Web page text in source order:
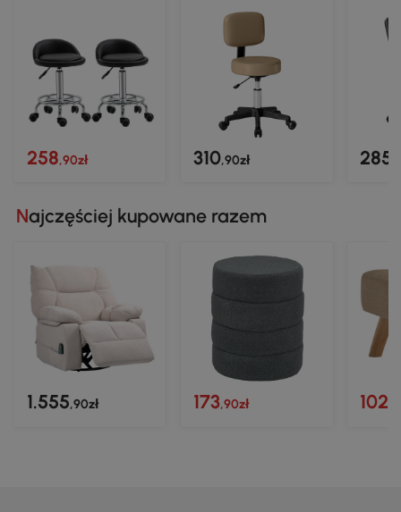
258,90zł 310,90zł 285
Najczęściej kupowane razem
1.555,90zł 173,90zł 102